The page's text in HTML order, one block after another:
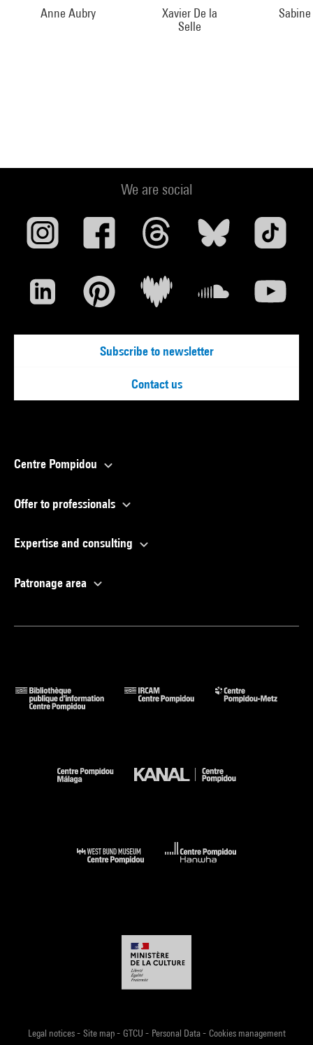
Anne Aubry
Xavier De la
Selle
We are social
Subscribe to newsletter
Contact us
Centre Pompidou
Offer to professionals
Expertise and consulting
Patronage area
Legal notices- Site map- GTCU - Personal Data- Cookies management